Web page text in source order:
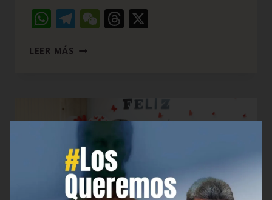
WhatsApp
Telegram
WeChat
Threads
LEER MÁS